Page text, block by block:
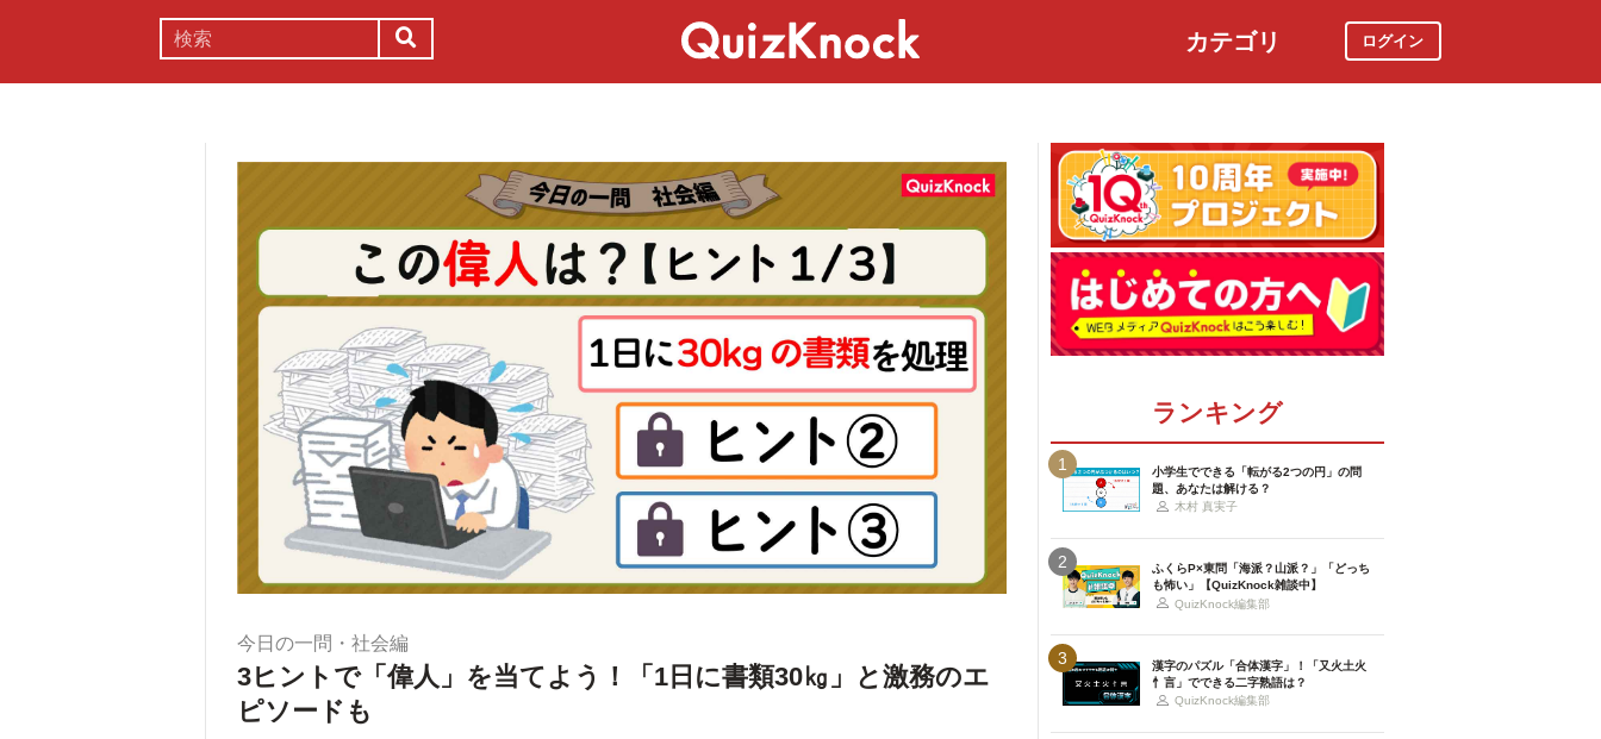
カテゴリ ログイン
今日の一問・社会編
3ヒントで「偉人」を当てよう！「1日に書類30㎏」と激務のエ
ピソードも
ランキング
1
小学生でできる「転がる2つの円」の問
題、あなたは解ける？
木村 真実子
2
ふくらP×東問「海派？山派？」「どっち
も怖い」【QuizKnock雑談中】
QuizKnock編集部
3
漢字のパズル「合体漢字」！「又火土火
忄言」でできる二字熟語は？
QuizKnock編集部